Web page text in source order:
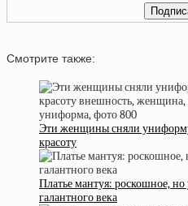
Смотрите также:
Эти женщины сняли
красоту
Платье мантуя: роскошное,
галантного века